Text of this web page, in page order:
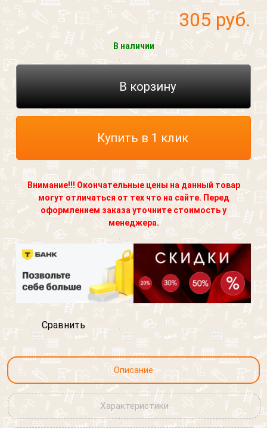
305 руб.
В наличии
В корзину
Купить в 1 клик
Внимание!!! Окончательные цены на данный товар
могут отличаться от тех что на сайте. Перед
оформлением заказа уточните стоимость у
менеджера.
Сравнить
Описание
Характеристики
Обратная связь
Обратный звонок
Обратная связь
Ваше сообщение
Обратный звонок
Добавить файл